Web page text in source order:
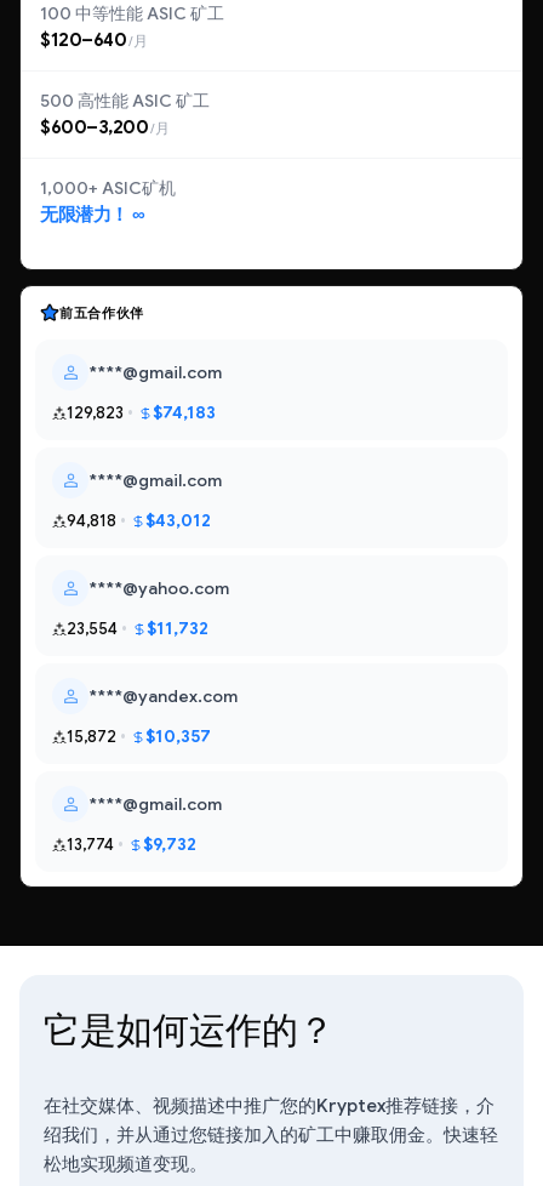
100 中等性能 ASIC 矿工
$120–640/月
500 高性能 ASIC 矿工
$600–3,200/月
1,000+ ASIC矿机
无限潜力！ ∞
前五合作伙伴
****@gmail.com
129,823 $74,183
****@gmail.com
94,818 $43,012
****@yahoo.com
23,554 $11,732
****@yandex.com
15,872 $10,357
****@gmail.com
13,774 $9,732
它是如何运作的？
在社交媒体、视频描述中推广您的Kryptex推荐链接，介
绍我们，并从通过您链接加入的矿工中赚取佣金。快速轻
松地实现频道变现。